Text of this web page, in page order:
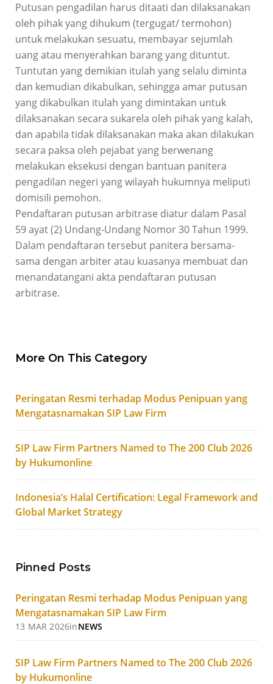
Putusan pengadilan harus ditaati dan dilaksanakan
oleh pihak yang dihukum (tergugat/ termohon)
untuk melakukan sesuatu, membayar sejumlah
uang atau menyerahkan barang yang dituntut.
Tuntutan yang demikian itulah yang selalu diminta
dan kemudian dikabulkan, sehingga amar putusan
yang dikabulkan itulah yang dimintakan untuk
dilaksanakan secara sukarela oleh pihak yang kalah,
dan apabila tidak dilaksanakan maka akan dilakukan
secara paksa oleh pejabat yang berwenang
melakukan eksekusi dengan bantuan panitera
pengadilan negeri yang wilayah hukumnya meliputi
domisili pemohon.
Pendaftaran putusan arbitrase diatur dalam Pasal
59 ayat (2) Undang-Undang Nomor 30 Tahun 1999.
Dalam pendaftaran tersebut panitera bersama-
sama dengan arbiter atau kuasanya membuat dan
menandatangani akta pendaftaran putusan
arbitrase.
More On This Category
Peringatan Resmi terhadap Modus Penipuan yang
Mengatasnamakan SIP Law Firm
SIP Law Firm Partners Named to The 200 Club 2026
by Hukumonline
Indonesia’s Halal Certification: Legal Framework and
Global Market Strategy
Pinned Posts
Peringatan Resmi terhadap Modus Penipuan yang
Mengatasnamakan SIP Law Firm
13 MAR 2026inNEWS
SIP Law Firm Partners Named to The 200 Club 2026
by Hukumonline